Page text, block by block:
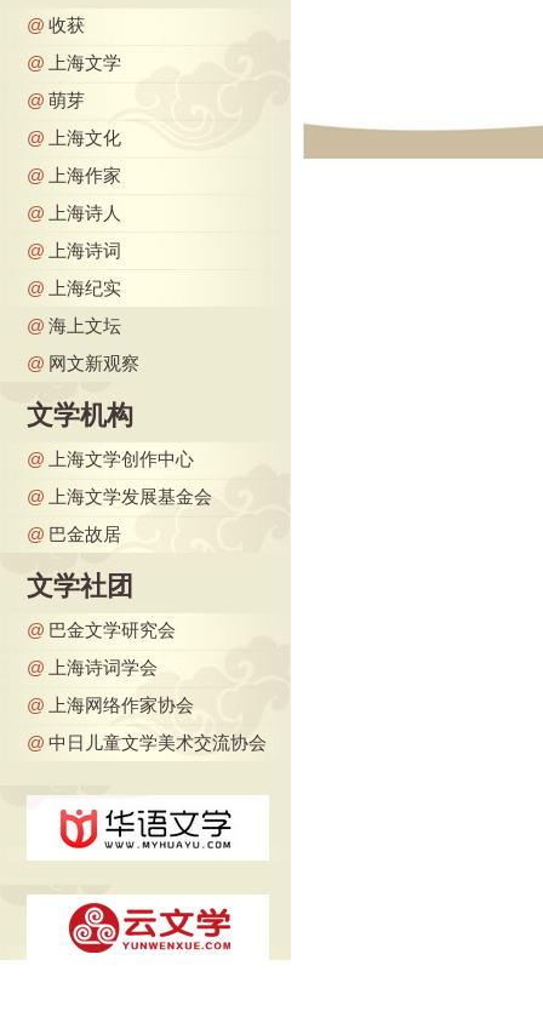
@ 收获
@
上海文学
@ 萌芽
@
上海文化
@
上海作家
@
上海诗人
@
上海诗词
@
上海纪实
@ 海上文坛
@ 网文新观察
文学机构
@
上海文学创作中心
@
上海文学发展基金会
@ 巴金故居
文学社团
@ 巴金文学研究会
@
上海诗词学会
@
上海网络作家协会
@ 中日儿童文学美术交流协会